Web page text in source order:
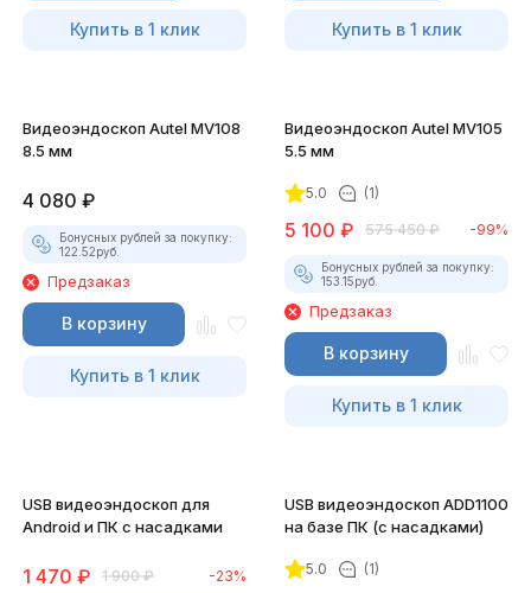
Купить в 1 клик Купить в 1 клик
Видеоэндоскоп Autel MV108
8.5 мм
4 080 ₽
Бонусных рублей за покупку:
122.52руб.
Предзаказ
В корзину
Купить в 1 клик
Видеоэндоскоп Autel MV105
5.5 мм
5.0 (1)
5 100 ₽ 575 450 ₽ -99%
Бонусных рублей за покупку:
153.15руб.
Предзаказ
В корзину
Купить в 1 клик
USB видеоэндоскоп для
Android и ПК с насадками
1 470 ₽ 1 900 ₽ -23%
USB видеоэндоскоп ADD1100
на базе ПК (с насадками)
5.0 (1)